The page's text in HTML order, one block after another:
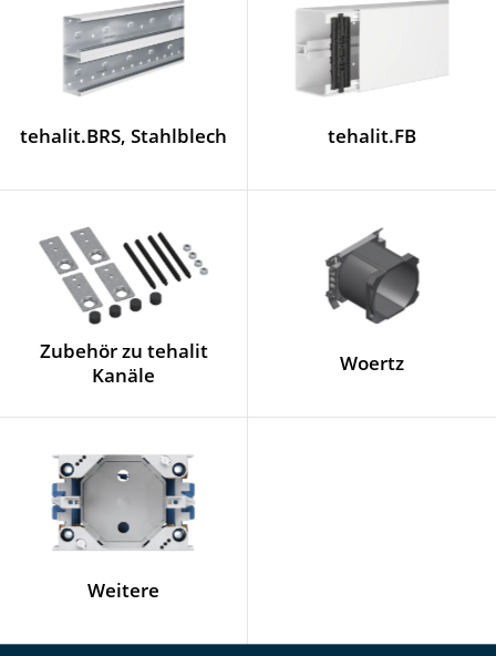
tehalit.BRS, Stahlblech tehalit.FB
Zubehör zu tehalit
Kanäle
Woertz
Weitere